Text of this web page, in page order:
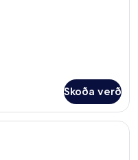
Skoða verð